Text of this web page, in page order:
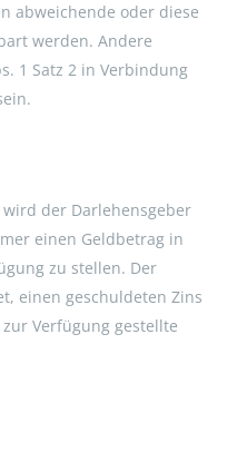
abweichende oder diese
werden. Andere
1 Satz 2 in Verbindung
der Darlehensgeber
einen Geldbetrag in
zu stellen. Der
einen geschuldeten Zins
Verfügung gestellte